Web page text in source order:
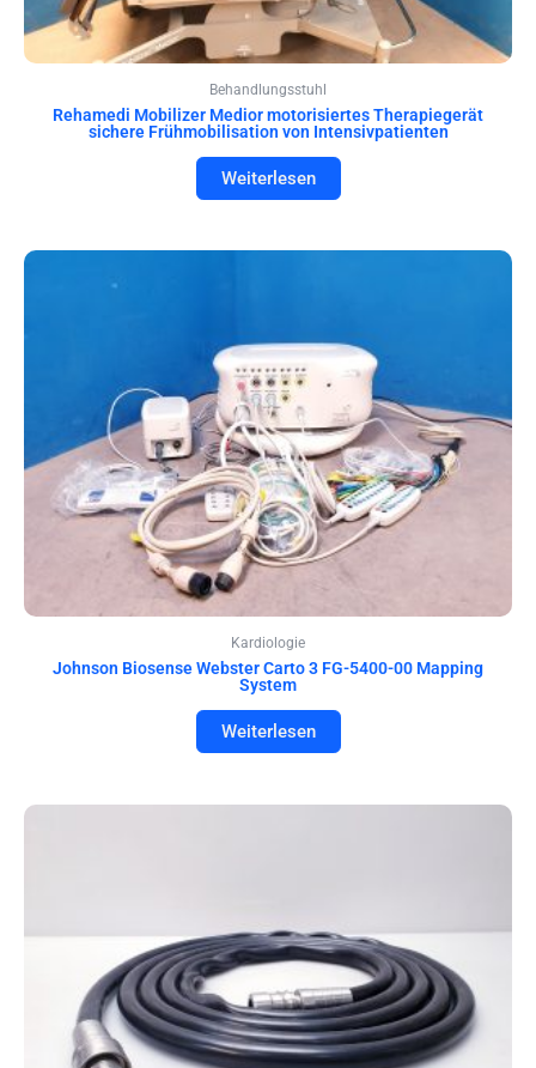
Behandlungsstuhl
Rehamedi Mobilizer Medior motorisiertes Therapiegerät
sichere Frühmobilisation von Intensivpatienten
Weiterlesen
Kardiologie
Johnson Biosense Webster Carto 3 FG-5400-00 Mapping
System
Weiterlesen